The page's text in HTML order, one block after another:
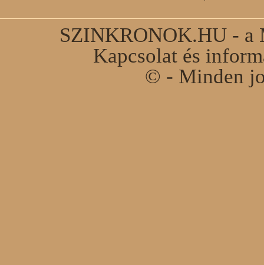
SZINKRONOK.HU - a
Kapcsolat és
© - Minden